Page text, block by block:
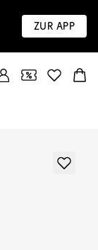
Zur App